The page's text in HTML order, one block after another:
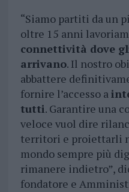
“Siamo partiti da un
oltre 15 anni
connettività dove
arrivano. Il nostro
abbattere
fornire l’accesso a
tutti. Garantire una
veloce vuol dire
territori e proiettarli
mondo sempre più
rimanere indietro”,
fondatore e